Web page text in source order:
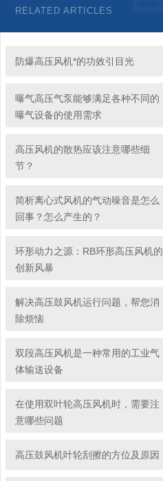
RELATED ARTICLES
防爆高压风机*的功效引目光
曝气高压气泵能够满足各种不同的
曝气设备的使用需求
高压风机的散热应该注意哪些细
节？
简析离心式风机的气动噪音是怎么
回事？怎么产生的？
环形动力之源：RB环形高压风机的
创新风暴
解决高压鼓风机运行问题，帮您消
除烦恼
双段高压风机是一种常用的工业气
体输送设备
在使用双叶轮高压风机时，需要注
意哪些问题
高压鼓风机叶轮刮擦的方位及原因